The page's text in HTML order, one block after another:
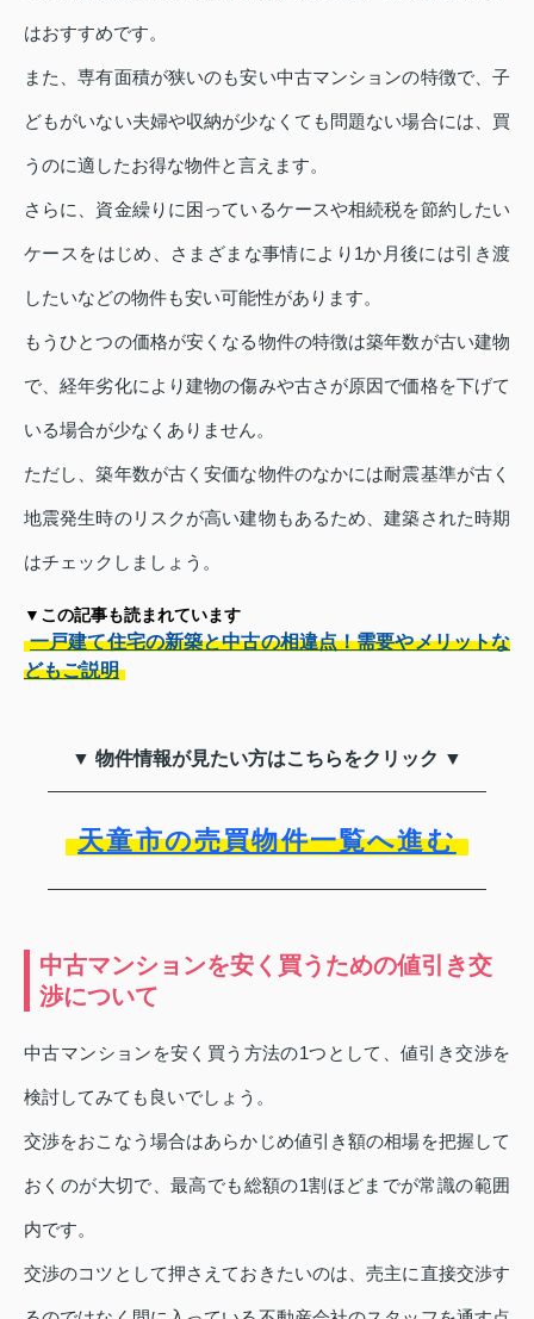
はおすすめです。
また、専有面積が狭いのも安い中古マンションの特徴で、子
どもがいない夫婦や収納が少なくても問題ない場合には、買
うのに適したお得な物件と言えます。
さらに、資金繰りに困っているケースや相続税を節約したい
ケースをはじめ、さまざまな事情により1か月後には引き渡
したいなどの物件も安い可能性があります。
もうひとつの価格が安くなる物件の特徴は築年数が古い建物
で、経年劣化により建物の傷みや古さが原因で価格を下げて
いる場合が少なくありません。
ただし、築年数が古く安価な物件のなかには耐震基準が古く
地震発生時のリスクが高い建物もあるため、建築された時期
はチェックしましょう。
▼この記事も読まれています
一戸建て住宅の新築と中古の相違点！需要やメリットな
どもご説明
▼ 物件情報が見たい方はこちらをクリック ▼
天童市の売買物件一覧へ進む
中古マンションを安く買うための値引き交
渉について
中古マンションを安く買う方法の1つとして、値引き交渉を
検討してみても良いでしょう。
交渉をおこなう場合はあらかじめ値引き額の相場を把握して
おくのが大切で、最高でも総額の1割ほどまでが常識の範囲
内です。
交渉のコツとして押さえておきたいのは、売主に直接交渉す